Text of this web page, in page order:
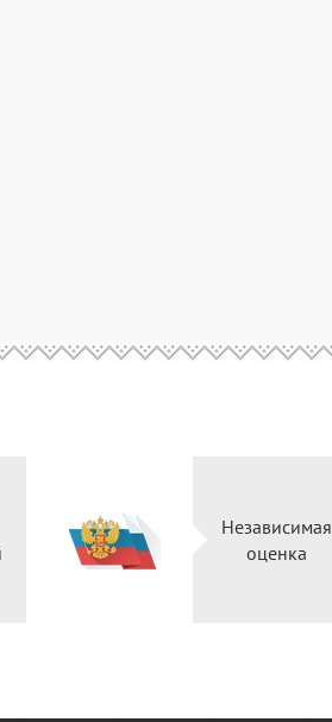
Независимая
оценка